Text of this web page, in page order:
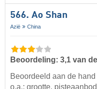
566. Ao Shan
Azië China
Beoordeling: 3,1 van
Beoordeeld aan de
o.a.: grootte,